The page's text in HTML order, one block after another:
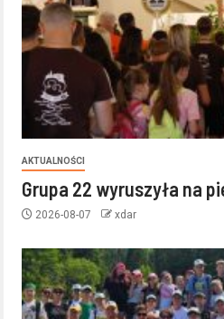
AKTUALNOŚCI
Grupa 22 wyruszyła na
2026-08-07 xdar